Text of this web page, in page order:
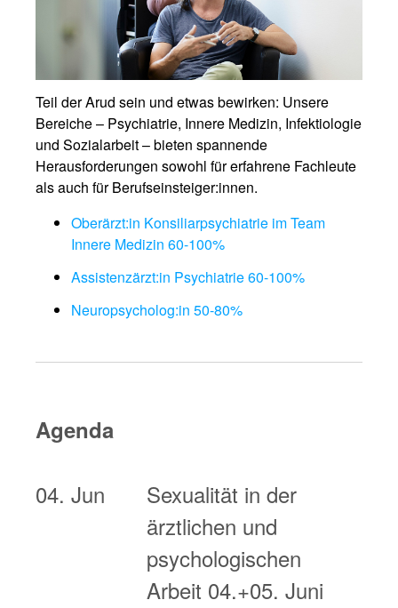
Teil der Arud sein und etwas bewirken: Unsere
Bereiche – Psychiatrie, Innere Medizin, Infektiologie
und Sozialarbeit – bieten spannende
Herausforderungen sowohl für erfahrene Fachleute
als auch für Berufseinsteiger:innen.
Oberärzt:in Konsiliarpsychiatrie im Team
Innere Medizin 60-100%
Assistenzärzt:in Psychiatrie 60-100%
Neuropsycholog:in 50-80%
Agenda
04. Jun
Sexualität in der
ärztlichen und
psychologischen
Arbeit 04.+05. Juni